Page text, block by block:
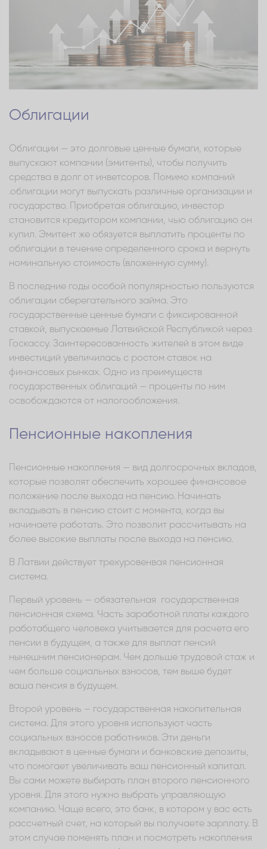
Облигации
Облигации — это долговые ценные бумаги, которые
выпускают компании (эмитенты), чтобы получить
средства в долг от инветсоров. Помимо компаний
.облигации могут выпускать различные организации и
государство. Приобретая облигацию, инвестор
становится кредитором компании, чью облигацию он
купил. Эмитент же обязуется выплатить проценты по
облигации в течение определенного срока и вернуть
номинальную стоимость (вложенную сумму).
В последние годы особой популярностью пользуются
облигации сберегательного займа. Это
государственные ценные бумаги с фиксированной
ставкой, выпускаемые Латвийской Республикой через
Госкассу. Заинтересованность жителей в этом виде
инвестиций увеличилась с ростом ставок на
финансовых рынках. Одно из преимуществ
государственных облигаций — проценты по ним
освобождаются от налогообложения.
Пенсионные накопления
Пенсионные накопления — вид долгосрочных вкладов,
которые позволят обеспечить хорошее финансовое
положение после выхода на пенсию. Начинать
вкладывать в пенсию стоит с момента, когда вы
начинаете работать. Это позволит рассчитывать на
более высокие выплаты после выхода на пенсию.
В Латвии действует трехуровенвая пенсионная
система.
Первый уровень — обязательная государственная
пенсионная схема. Часть заработной платы каждого
работабщего человека учитывается для расчета его
пенсии в будущем, а также для выплат пенсий
нынешним пенсионерам. Чем дольше трудовой стаж и
чем больше социальных взносов, тем выше будет
ваша пенсия в будущем.
Второй уровень – государственная накопительная
система. Для этого уровня используют часть
социальных взносов работников. Эти деньги
вкладывают в ценные бумаги и банковские депозиты,
что помогает увеличивать ваш пенсионный капитал.
Вы сами можете выбирать план второго пенсионного
уровня. Для этого нужно выбрать управляющую
компанию. Чаще всего, это банк, в котором у вас есть
рассчетный счет, на который вы получаете зарплату. В
этом случае поменять план и посмотреть накопления